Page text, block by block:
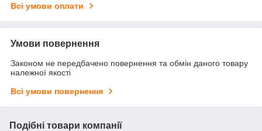
Всі умови оплати
Умови повернення
Законом не передбачено повернення та обмін даного товару
належної якості
Всі умови повернення
Подібні товари компанії